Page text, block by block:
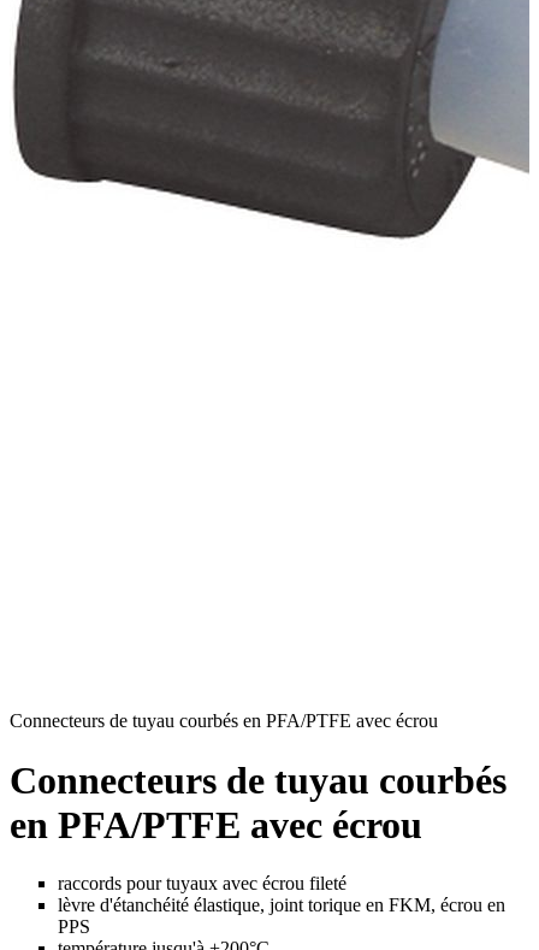
Connecteurs de tuyau courbés en PFA/PTFE avec écrou
Connecteurs de tuyau courbés
en PFA/PTFE avec écrou
raccords pour tuyaux avec écrou fileté
lèvre d'étanchéité élastique, joint torique en FKM, écrou en
PPS